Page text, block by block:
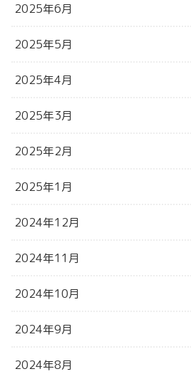
2025年6月
2025年5月
2025年4月
2025年3月
2025年2月
2025年1月
2024年12月
2024年11月
2024年10月
2024年9月
2024年8月